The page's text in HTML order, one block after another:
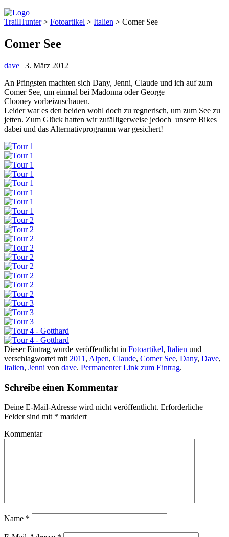
TrailHunter> Fotoartikel > Italien > Comer See
Comer See
dave | 3. März 2012
An Pfingsten machten sich Dany, Jenni, Claude und ich auf zum
Comer See, um einmal bei Madonna oder George
Clooney vorbeizuschauen.
Leider war es den beiden wohl doch zu regnerisch, um zum See zu
jetten. Zum Glück hatten wir zufälligerweise jedoch unsere Bikes
dabei und das Alternativprogramm war gesichert!
Dieser Eintrag wurde veröffentlicht in Fotoartikel, Italien und
verschlagwortet mit 2011 , Alpen, Claude, Comer See, Dany, Dave,
Italien, Jenni von dave. Permanenter Link zum Eintrag.
Schreibe einen Kommentar
Deine E-Mail-Adresse wird nicht veröffentlicht. Erforderliche
Felder sind mit * markiert
Kommentar
Name *